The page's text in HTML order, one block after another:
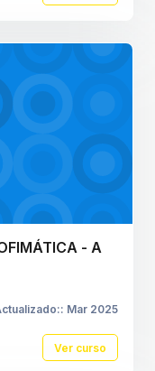
- A
Mar 2025
Ver curso